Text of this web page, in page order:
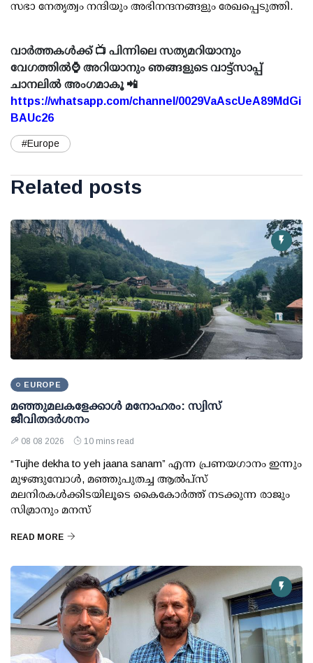
സഭാ നേതൃത്വം നന്ദിയും അഭിനന്ദനങ്ങളും രേഖപ്പെടുത്തി.
വാർത്തകൾക്ക് 📺 പിന്നിലെ സത്യമറിയാനും
വേഗത്തിൽ⌚ അറിയാനും ഞങ്ങളുടെ വാട്ട്സാപ്പ്
ചാനലിൽ അംഗമാകൂ 📲
https://whatsapp.com/channel/0029VaAscUeA89MdGi
BAUc26
#Europe
Related posts
EUROPE
മഞ്ഞുമലകളേക്കാൾ മനോഹരം: സ്വിസ്
ജീവിതദർശനം
08 08 2026 10 mins read
“Tujhe dekha to yeh jaana sanam” എന്ന പ്രണയഗാനം ഇന്നും
മുഴങ്ങുമ്പോൾ, മഞ്ഞുപുതച്ച ആൽപ്സ്
മലനിരകൾക്കിടയിലൂടെ കൈകോർത്ത് നടക്കുന്ന രാജും
സിമ്രാനും മനസ്
READ MORE